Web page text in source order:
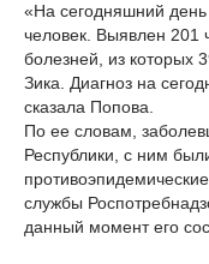
«На сегодняшний
человек. Выявлен 201
болезней, из которых
Зика. Диагноз на
сказала Попова.
По ее словам,
Республики, с ним
службы
данный момент его